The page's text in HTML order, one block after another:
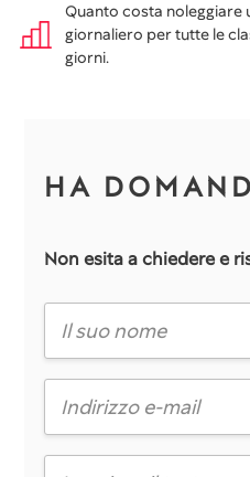
Quanto costa noleggiare
giornaliero per tutte le
giorni.
HA
Non esita a chiedere e